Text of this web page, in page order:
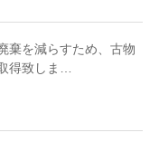
棄を減らすため、古物
得致しま…